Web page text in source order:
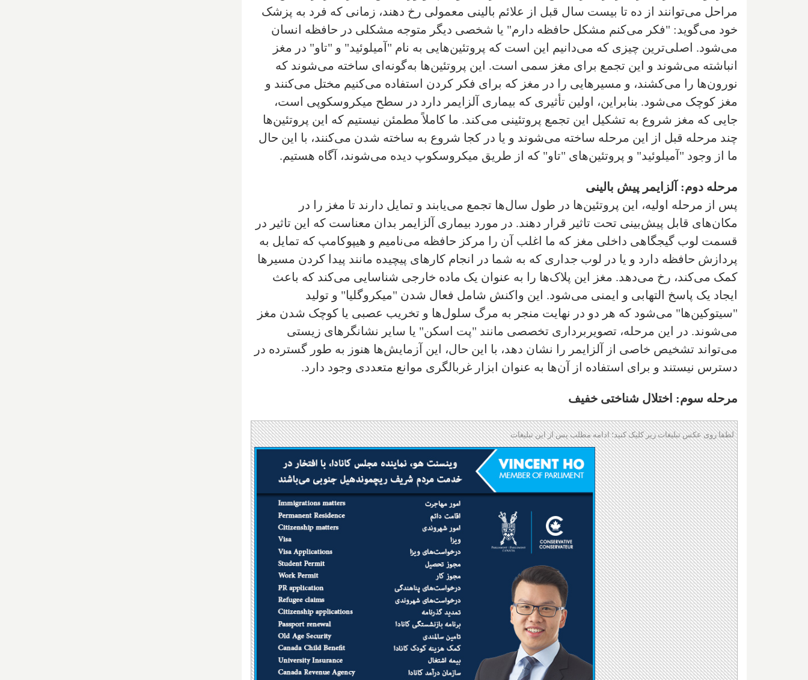
مراحل می‌توانند از ده تا بیست سال قبل از علائم بالینی معمولی رخ دهند، زمانی که فرد به پزشک
خود می‌گوید: "فکر می‌کنم مشکل حافظه دارم" یا شخصی دیگر‌ متوجه مشکلی در حافظه انسان
می‌شود. اصلی‌ترین چیزی که می‌دانیم این است که پروتئین‌هایی به نام "آمیلوئید" و "تاو"‌ در مغز
انباشته می‌شوند و این تجمع برای مغز سمی است. این پروتئین‌ها به‌گونه‌ای ساخته می‌شوند که
نورون‌ها را می‌کشند، و مسیرهایی را در مغز که برای فکر کردن استفاده می‌کنیم مختل می‌کنند و
مغز کوچک می‌شود. بنابراین، اولین تأثیری که بیماری آلزایمر دارد در سطح میکروسکوپی است،
جایی که مغز شروع به تشکیل این تجمع پروتئینی می‌کند. ما کاملاً مطمئن نیستیم که این پروتئین‌ها
چند مرحله قبل از این مرحله ساخته می‌شوند و یا در کجا شروع به ساخته شدن می‌کنند،‌ با این حال‌
ما از وجود "آمیلوئید" و پروتئین‌های‌‌ "تاو" ‌که از طریق میکروسکوپ دیده می‌شوند،‌ آگاه هستیم.
مرحله دوم: آلزایمر پیش بالینی
پس از مرحله اولیه، این پروتئین‌ها در طول سال‌ها تجمع می‌یابند و تمایل دارند تا مغز را در
مکان‌های قابل پیش‌بینی تحت تاثیر قرار دهند. در مورد بیماری آلزایمر ‌بدان معناست که این تاثیر ‌در
قسمت لوب گیجگاهی داخلی مغز ‌که ما اغلب آن را مر‌کز حافظه می‌نامیم و هیپوکامپ که تمایل به
پردازش حافظه دارد و یا در لوب جداری ‌که به شما در انجام‌ کارهای پیچیده مانند پیدا کردن مسیرها
کمک می‌کند، رخ می‌دهد. ‌مغز این پلاک‌ها را به عنوان یک ماده خارجی شناسایی می‌کند که باعث
ایجاد یک پاسخ التهابی و ایمنی می‌شود. این واکنش شامل فعال شدن "میکروگلیا" و تولید
"سیتوکین‌ها" می‌شود که هر دو در نهایت منجر به مرگ سلول‌ها و تخریب عصبی یا کوچک شدن مغز
می‌شوند. در این مرحله، تصویربرداری تخصصی مانند "پت اسکن" یا سایر نشانگرهای زیستی
می‌تواند تشخیص خاصی از آلزایمر را نشان دهد، با این حال، این آزمایش‌ها هنوز به طور گسترده در
دسترس نیستند و برای استفاده از آن‌ها به عنوان ابزار غربالگری موانع متعددی وجود دارد.
مرحله سوم: اختلال شناختی خفیف
لطفا روی عکس تبلیغات زیر کلیک کنید؛ ادامه مطلب پس از این تبلیغات